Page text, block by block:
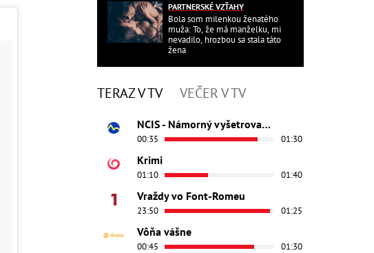
PARTNERSKÉ VZŤAHY
Bola som milenkou ženatého
muža: To, že má manželku, mi
nevadilo, hrozbou sa stala táto
žena
TERAZ V TV VEČER V TV
NCIS - Námorný vyšetrovací úrad
00:35 01:30
Krimi
01:10 01:40
Vraždy vo Font-Romeu
23:50 01:25
Vôňa vášne
00:45 01:30